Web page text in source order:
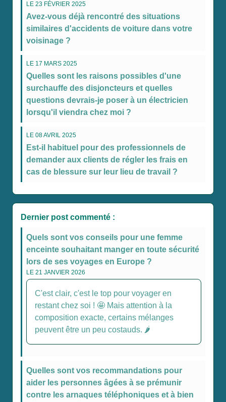
LE 23 FÉVRIER 2025
Avez-vous déjà rencontré des situations
similaires d'accidents de voiture dans votre
voisinage ?
LE 17 MARS 2025
Quelles sont les raisons possibles d'une
surchauffe des disjoncteurs et quelles
questions devrais-je poser à un électricien
lorsqu'il viendra chez moi ?
LE 08 AVRIL 2025
Est-il habituel pour des professionnels de
demander aux clients de régler les frais en
cas de blessure sur leur lieu de travail ?
Dernier post commenté :
Quels sont vos conseils pour une femme
enceinte souhaitant manger en toute sécurité
lors de ses voyages en Europe ?
LE 21 JANVIER 2026
C'est clair, c'est le top pour voyager en
restant chez soi ! 🤩 Mais attention à la
composition exacte, certains mélanges
peuvent être un peu costauds. 🌶️
Quelles sont vos recommandations pour
aider les personnes âgées à se prémunir
contre les arnaques téléphoniques et à bien